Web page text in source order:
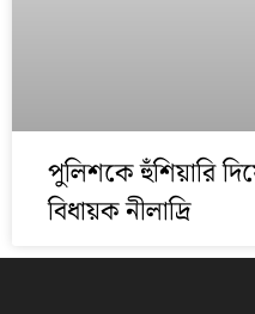
পুলিশকে হুঁশিয়ারি
বিধায়ক নীলাদ্রি